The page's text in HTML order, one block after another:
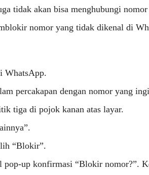
tidak akan bisa menghubungi
nomor yang tidak dikenal di
WhatsApp.
percakapan dengan nomor yang
tiga di pojok kanan atas layar.
“Blokir”.
pop-up konfirmasi “Blokir nomor?”.